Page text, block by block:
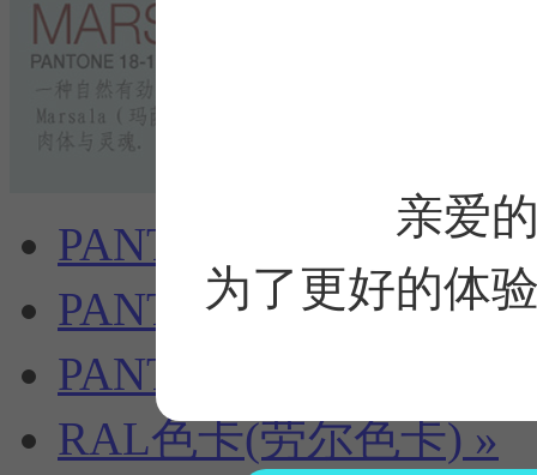
PANTONE色卡|平面设
PANTONE色卡|纺织+
PANTONE色卡|塑胶行
RAL色卡(劳尔色卡)»
亲爱
为了更好的体